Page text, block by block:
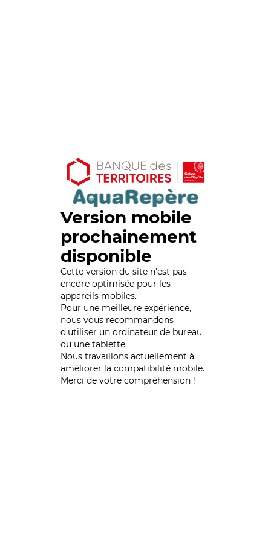
Version mobile
prochainement
disponible
Cette version du site n’est pas
encore optimisée pour les
appareils mobiles.
Pour une meilleure expérience,
nous vous recommandons
d'utiliser un ordinateur de bureau
ou une tablette.
Nous travaillons actuellement à
améliorer la compatibilité mobile.
Merci de votre compréhension !